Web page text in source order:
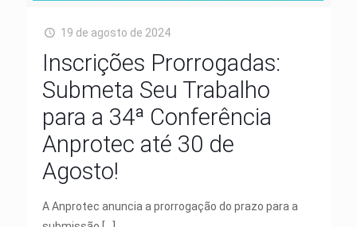
19 de agosto de 2024
Inscrições Prorrogadas:
Submeta Seu Trabalho
para a 34ª Conferência
Anprotec até 30 de
Agosto!
A Anprotec anuncia a prorrogação do prazo para a